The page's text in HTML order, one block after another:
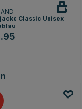
Classic Unisex